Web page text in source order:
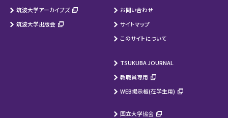
筑波大学アーカイブズ
筑波大学出版会
お問い合わせ
サイトマップ
このサイトについて
TSUKUBA JOURNAL
教職員専用
WEB掲示板(在学生用)
国立大学協会